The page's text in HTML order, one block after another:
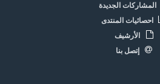
المشاركات الجديدة
احصائيات المنتدى
الأرشيف
إتصل بنا